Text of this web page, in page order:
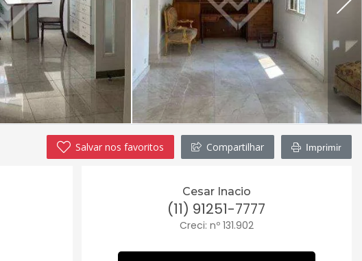
Salvar nos favoritos Compartilhar Imprimir
Cesar Inacio
(11) 91251-7777
Creci: nº 131.902